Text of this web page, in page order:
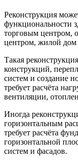
Реконструкция
функциональности
торговым центром,
центром, жилой
Такая
конструкций,
систем и создание
требует расчёта
вентиляции,
Иногда
горизонтальным
требует расчёта
горизонтальной
систем и фасадов.